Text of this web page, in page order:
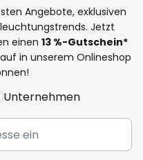
Angebote, exklusiven
Jetzt
einen 13 %-Gutschein*
in unserem Onlineshop
Unternehmen